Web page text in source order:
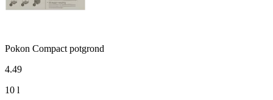
Pokon Compact potgrond
4.49
10 l